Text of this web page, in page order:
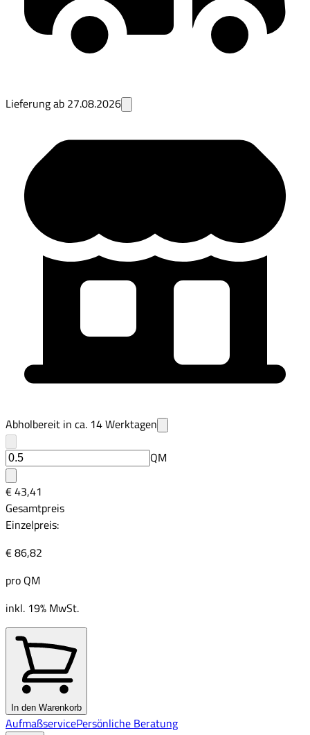
Lieferung ab 27.08.2026
Abholbereit in ca. 14Werktagen
QM
€ 43,41
Gesamtpreis
Einzelpreis:
€ 86,82
pro QM
inkl. 19% MwSt.
In den Warenkorb
AufmaßservicePersönliche Beratung